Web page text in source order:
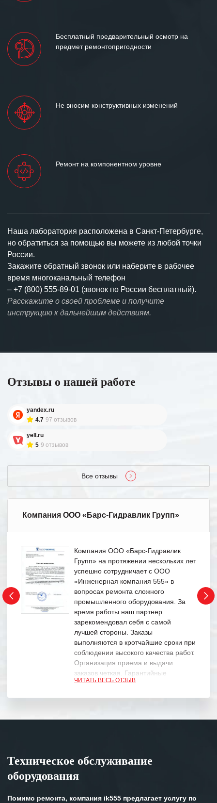
Бесплатный предварительный осмотр на
предмет ремонтопригодности
Не вносим конструктивных изменений
Ремонт на компонентном уровне
Наша лаборатория расположена в Санкт-Петербурге,
но обратиться за помощью вы можете из любой точки
России.
Закажите обратный звонок или наберите в рабочее
время многоканальный телефон
– +7 (800) 555-89-01 (звонок по России бесплатный).
Расскажите о своей проблеме и получите
инструкцию к дальнейшим действиям.
Отзывы о нашей работе
yandex.ru
4.7 97 отзывов
yell.ru
5 9 отзывов
Все отзывы
Компания ООО «Барс-Гидравлик Групп»
Компания ООО «Барс-Гидравлик
Групп» на протяжении нескольких лет
успешно сотрудничает с ООО
«Инженерная компания 555» в
вопросах ремонта сложного
промышленного оборудования. За
время работы наш партнер
зарекомендовал себя с самой
лучшей стороны. Заказы
выполняются в кротчайшие сроки при
соблюдении высокого качества работ.
Организация приема и выдачи
заказов четкая. Гарантийные
обязательства выполняются в
Особенно хочется отметить высокую
клиентоориентированность
готовность помочь в самых сложных
ЧИТАТЬ ВЕСЬ ОТЗЫВ
Техническое обслуживание
оборудования
Помимо ремонта, компания ik555 предлагает услугу по